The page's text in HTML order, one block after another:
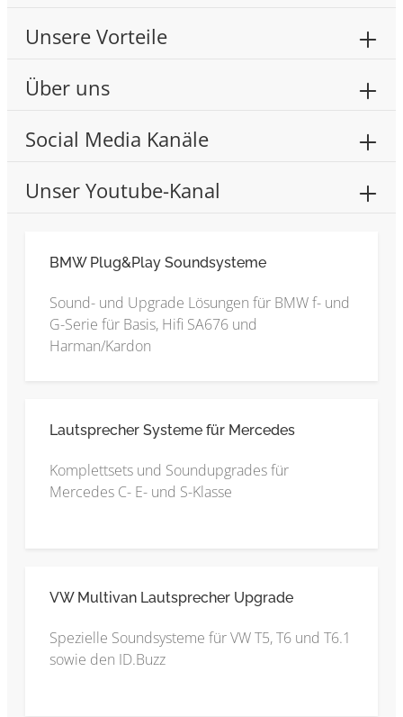
Unsere Vorteile
Über uns
Social Media Kanäle
Unser Youtube-Kanal
BMW Plug&Play Soundsysteme
Sound- und Upgrade Lösungen für BMW f- und
G-Serie für Basis, Hifi SA676 und
Harman/Kardon
Lautsprecher Systeme für Mercedes
Komplettsets und Soundupgrades für
Mercedes C- E- und S-Klasse
VW Multivan Lautsprecher Upgrade
Spezielle Soundsysteme für VW T5, T6 und T6.1
sowie den ID.Buzz